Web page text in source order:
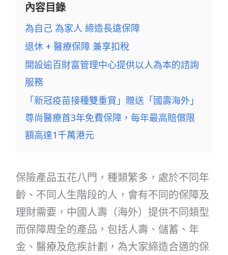
內容目錄
為自己 為家人 締造長遠保障
退休 + 醫療保障 兼享扣稅
開設逾百財富管理中心提供以人為本的諮詢
服務
「新冠疫苗接種雙重賞」贈送「國壽海外」
尊尚醫療首3年免費保障，每年最高賠償限
額高達1千萬港元
保險產品五花八門，種類繁多，處於不同年
齡、不同人生階段的人，會有不同的保障及
理財需要，中國人壽（海外）提供不同類型
而保障周全的產品，包括人壽、儲蓄、年
金、醫療及危疾計劃，為大家締造合適的保